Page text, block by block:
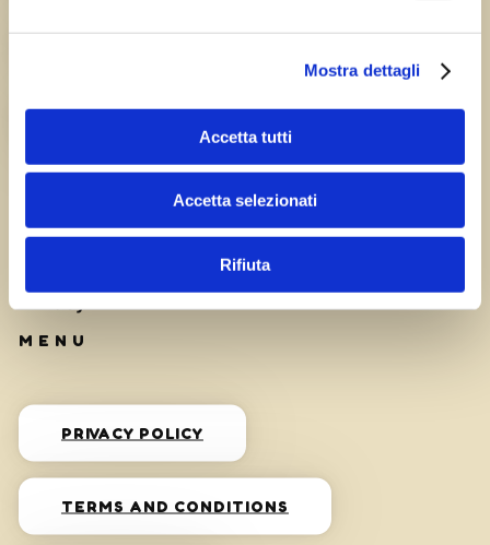
Mostra dettagli
Accetta tutti
Accetta selezionati
Rifiuta
PRIVACY POLICY
TERMS AND CONDITIONS